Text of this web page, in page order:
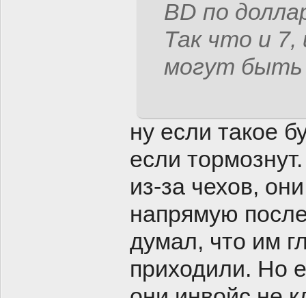
BD по
Так что и 7,
могут быть
ну если такое
если
из-за чехов,
напрямую
думал, что им
приходили. Но